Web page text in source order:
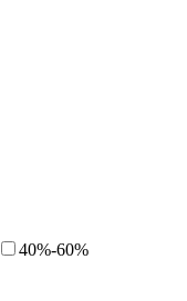
40%-60%